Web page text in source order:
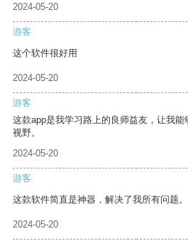
2024-05-20
游客
这个软件很好用
2024-05-20
游客
这款app是我学习路上的良师益友，让我
视野。
2024-05-20
游客
这款软件简直是神器，解决了我所有问题。
2024-05-20